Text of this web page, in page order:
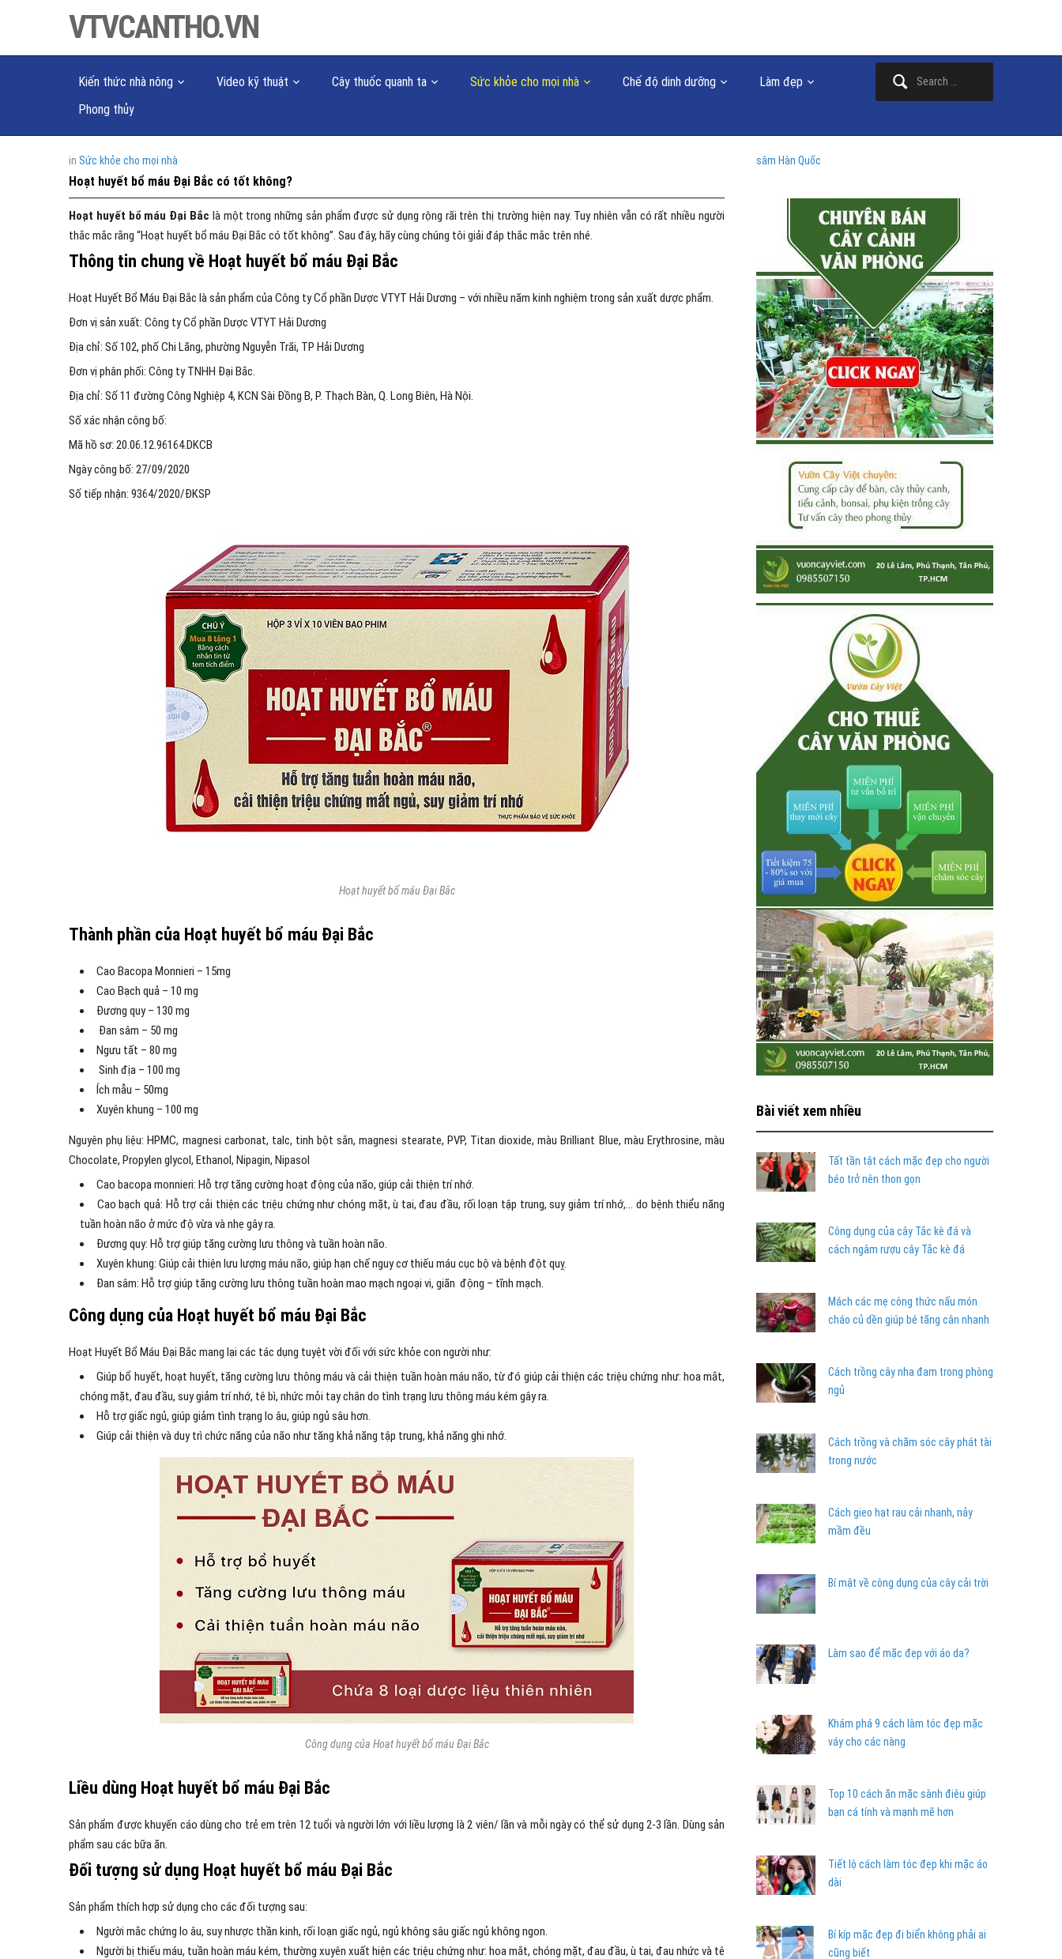
VTVCANTHO.VN
Kiến thức nhà nông Video kỹ thuật Cây thuốc quanh ta Sức khỏe cho mọi nhà Chế độ dinh dưỡng
Làm đẹp
Phong thủy
in Sức khỏe cho mọi nhà
Hoạt huyết bổ máu Đại Bắc có tốt không?
Hoạt huyết bổ máu Đại Bắc là một trong những sản phẩm được sử dụng rộng rãi trên thị trường hiện nay. Tuy nhiên vẫn có rất nhiều người
thắc mắc rằng “Hoạt huyết bổ máu Đại Bắc có tốt không”. Sau đây, hãy cùng chúng tôi giải đáp thắc mắc trên nhé.
Thông tin chung về Hoạt huyết bổ máu Đại Bắc
Hoạt Huyết Bổ Máu Đại Bắc là sản phẩm của Công ty Cổ phần Dược VTYT Hải Dương – với nhiều năm kinh nghiệm trong sản xuất dược phẩm.
Đơn vị sản xuất: Công ty Cổ phần Dược VTYT Hải Dương
Địa chỉ: Số 102, phố Chi Lăng, phường Nguyễn Trãi, TP Hải Dương
Đơn vị phân phối: Công ty TNHH Đại Bắc.
Địa chỉ: Số 11 đường Công Nghiệp 4, KCN Sài Đồng B, P. Thạch Bàn, Q. Long Biên, Hà Nội.
Số xác nhận công bố:
Mã hồ sơ: 20.06.12.96164.DKCB
Ngày công bố: 27/09/2020
Số tiếp nhận: 9364/2020/ĐKSP
Hoạt huyết bổ máu Đại Bắc
Thành phần của Hoạt huyết bổ máu Đại Bắc
Cao Bacopa Monnieri – 15mg
Cao Bạch quả – 10 mg
Đương quy – 130 mg
Đan sâm – 50 mg
Ngưu tất – 80 mg
Sinh địa – 100 mg
Ích mẫu – 50mg
Xuyên khung – 100 mg
Nguyên phụ liệu: HPMC, magnesi carbonat, talc, tinh bột sắn, magnesi stearate, PVP, Titan dioxide, màu Brilliant Blue, màu Erythrosine, màu
Chocolate, Propylen glycol, Ethanol, Nipagin, Nipasol
Cao bacopa monnieri: Hỗ trợ tăng cường hoạt động của não, giúp cải thiện trí nhớ.
Cao bạch quả: Hỗ trợ cải thiện các triệu chứng như chóng mặt, ù tai, đau đầu, rối loạn tập trung, suy giảm trí nhớ,… do bệnh thiểu năng
tuần hoàn não ở mức độ vừa và nhẹ gây ra.
Đương quy: Hỗ trợ giúp tăng cường lưu thông và tuần hoàn não.
Xuyên khung: Giúp cải thiện lưu lượng máu não, giúp hạn chế nguy cơ thiếu máu cục bộ và bệnh đột quỵ.
Đan sâm: Hỗ trợ giúp tăng cường lưu thông tuần hoàn mao mạch ngoại vi, giãn động – tĩnh mạch.
Công dụng của Hoạt huyết bổ máu Đại Bắc
Hoạt Huyết Bổ Máu Đại Bắc mang lại các tác dụng tuyệt vời đối với sức khỏe con người như:
Giúp bổ huyết, hoạt huyết, tăng cường lưu thông máu và cải thiện tuần hoàn máu não, từ đó giúp cải thiện các triệu chứng như: hoa mắt,
chóng mặt, đau đầu, suy giảm trí nhớ, tê bì, nhức mỏi tay chân do tình trạng lưu thông máu kém gây ra.
Hỗ trợ giấc ngủ, giúp giảm tình trạng lo âu, giúp ngủ sâu hơn.
Giúp cải thiện và duy trì chức năng của não như tăng khả năng tập trung, khả năng ghi nhớ.
Công dụng của Hoạt huyết bổ máu Đại Bắc
Liều dùng Hoạt huyết bổ máu Đại Bắc
Sản phẩm được khuyến cáo dùng cho trẻ em trên 12 tuổi và người lớn với liều lượng là 2 viên/ lần và mỗi ngày có thể sử dụng 2-3 lần. Dùng sản
phẩm sau các bữa ăn.
Đối tượng sử dụng Hoạt huyết bổ máu Đại Bắc
Sản phẩm thích hợp sử dụng cho các đối tượng sau:
Người mắc chứng lo âu, suy nhược thần kinh, rối loạn giấc ngủ, ngủ không sâu giấc ngủ không ngon.
Người bị thiếu máu, tuần hoàn máu kém, thường xuyên xuất hiện các triệu chứng như: hoa mắt, chóng mặt, đau đầu, ù tai, đau nhức và tê
sâm Hàn Quốc
Bài viết xem nhiều
Tất tần tật cách mặc đẹp cho người
béo trở nên thon gọn
Công dụng của cây Tắc kè đá và
cách ngâm rượu cây Tắc kè đá
Mách các mẹ công thức nấu món
cháo củ dền giúp bé tăng cân nhanh
Cách trồng cây nha đam trong phòng
ngủ
Cách trồng và chăm sóc cây phát tài
trong nước
Cách gieo hạt rau cải nhanh, nảy
mầm đều
Bí mật về công dụng của cây cải trời
Làm sao để mặc đẹp với áo da?
Khám phá 9 cách làm tóc đẹp mặc
váy cho các nàng
Top 10 cách ăn mặc sành điệu giúp
bạn cá tính và mạnh mẽ hơn
Tiết lộ cách làm tóc đẹp khi mặc áo
dài
Bí kíp mặc đẹp đi biển không phải ai
cũng biết